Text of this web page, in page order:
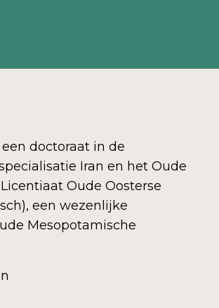
doctoraat in de
Iran en het Oude
Oude Oosterse
een wezenlijke
Mesopotamische